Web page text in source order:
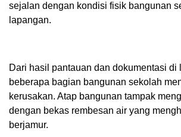
sejalan dengan kondisi fisik bangunan
lapangan.
Dari hasil pantauan dan dokumentasi di
beberapa bagian bangunan sekolah
kerusakan. Atap bangunan tampak
dengan bekas rembesan air yang
berjamur.